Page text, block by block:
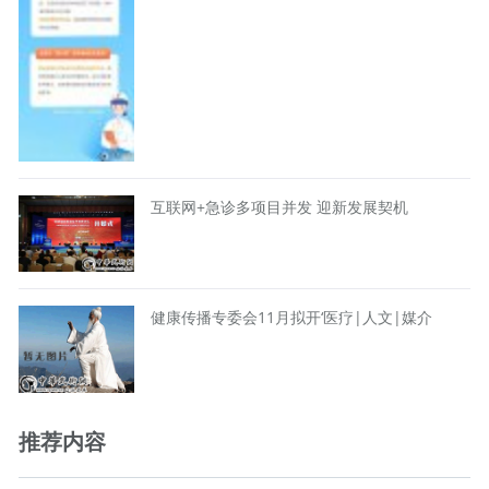
互联网+急诊多项目并发 迎新发展契机
健康传播专委会11月拟开‘医疗|人文|媒介
推荐内容